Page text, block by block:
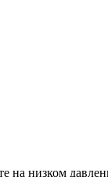
низком